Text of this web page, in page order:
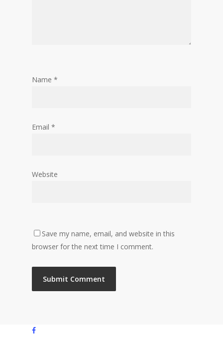
Name *
Email *
Website
Save my name, email, and website in this
browser for the next time I comment.
facebook